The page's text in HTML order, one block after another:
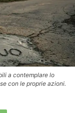
a contemplare lo
con le proprie azioni.